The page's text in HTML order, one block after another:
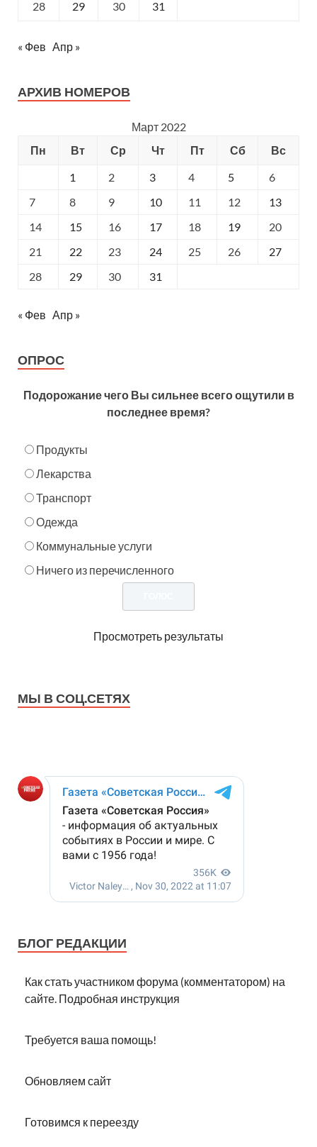
28 29 30 31
« Фев Апр »
АРХИВ НОМЕРОВ
Март 2022
Пн
Вт Ср Чт Пт Сб
Вс
1
2 3 4 5
6
7
8 9 10 11 12
13
14
15 16 17 18 19
20
21
22 23 24 25 26
27
28
29 30 31
« Фев Апр »
ОПРОС
Подорожание чего Вы сильнее всего ощутили в
последнее время?
Продукты
Лекарства
Транспорт
Одежда
Коммунальные услуги
Ничего из перечисленного
Просмотреть результаты
МЫ В СОЦ.СЕТЯХ
БЛОГ РЕДАКЦИИ
Как стать участником форума (комментатором) на
сайте. Подробная инструкция
Требуется ваша помощь!
Обновляем сайт
Готовимся к переезду